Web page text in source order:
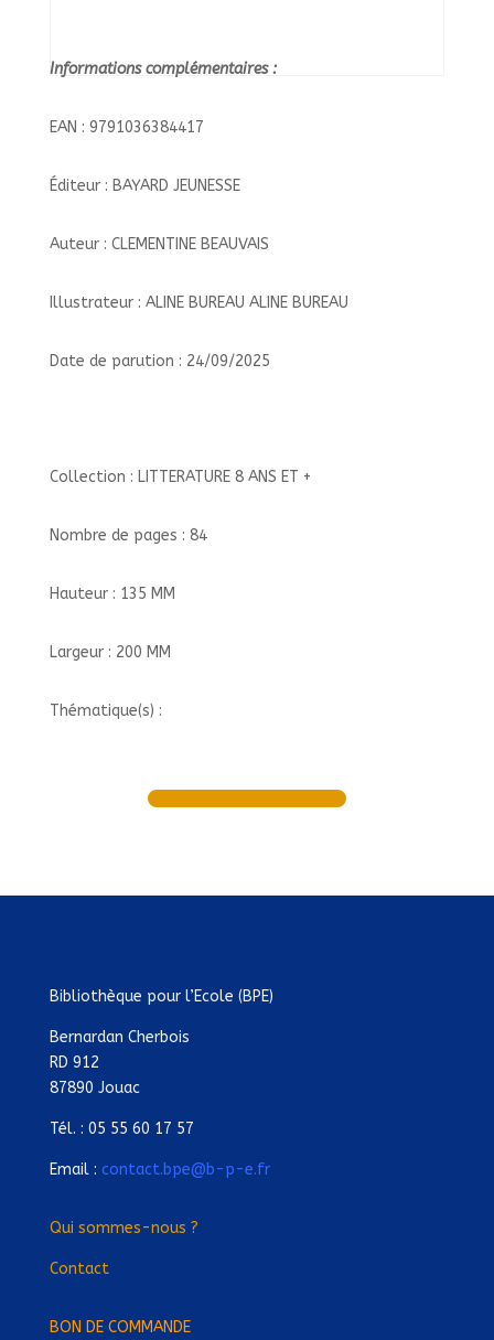
Informations complémentaires :
EAN : 9791036384417
Éditeur : BAYARD JEUNESSE
Auteur : CLEMENTINE BEAUVAIS
Illustrateur : ALINE BUREAU ALINE BUREAU
Date de parution : 24/09/2025
Collection : LITTERATURE 8 ANS ET +
Nombre de pages : 84
Hauteur : 135 MM
Largeur : 200 MM
Thématique(s) :
Bibliothèque pour l’Ecole (BPE)
Bernardan Cherbois
RD 912
87890 Jouac
Tél. : 05 55 60 17 57
Email : contact.bpe@b-p-e.fr
Qui sommes-nous ?
Contact
BON DE COMMANDE